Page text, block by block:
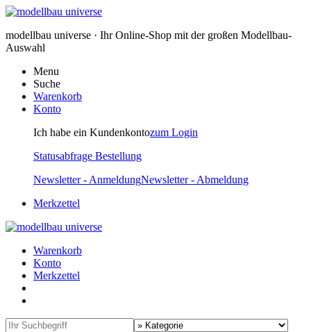
modellbau universe · Ihr Online-Shop mit der großen Modellbau-
Auswahl
Menu
Suche
Warenkorb
Konto
Ich habe ein Kundenkontozum Login
Statusabfrage Bestellung
Newsletter - AnmeldungNewsletter - Abmeldung
Merkzettel
Warenkorb
Konto
Merkzettel